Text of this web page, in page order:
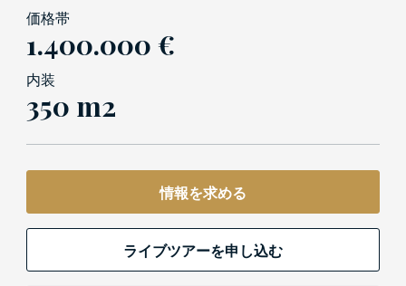
価格帯
1.400.000 €
内装
350 m2
情報を求める
ライブツアーを申し込む